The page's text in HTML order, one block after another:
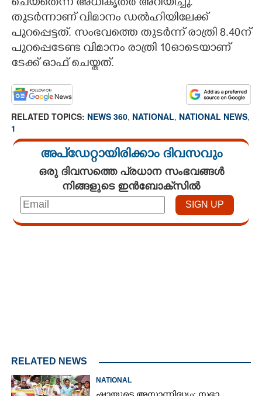
ചെയ്തെന്ന് അധികൃതർ അറിയിച്ചു.
തുടർന്നാണ് വിമാനം ഡൽഹിയിലേക്ക്
പുറപ്പെട്ടത്. സംഭവത്തെ തുടർന്ന് രാത്രി 8.40ന്
പുറപ്പെടേണ്ട വിമാനം രാത്രി 10ഓടെയാണ്
ടേക്ക് ഓഫ് ചെയ്തത്.
RELATED TOPICS: NEWS 360, NATIONAL, NATIONAL NEWS,
1
അപ്ഡേറ്റായിരിക്കാം ദിവസവും
ഒരു ദിവസത്തെ പ്രധാന സംഭവങ്ങൾ
നിങ്ങളുടെ ഇൻബോക്സിൽ
RELATED NEWS
NATIONAL